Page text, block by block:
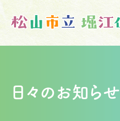
日々のお知らせ